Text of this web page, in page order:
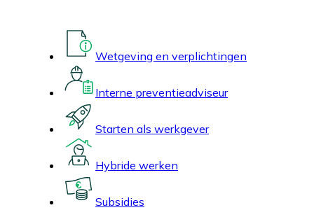
Wetgeving en verplichtingen
Interne preventieadviseur
Starten als werkgever
Hybride werken
Subsidies